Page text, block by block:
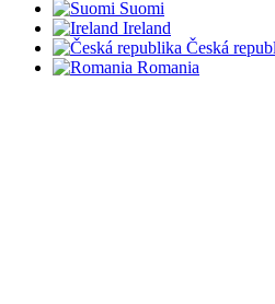
Suomi
Ireland
Česká
Romania